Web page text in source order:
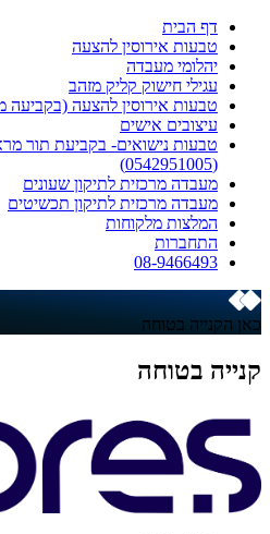
דף הבית
טבעות אירוסין להצעה
יהלומי מעבדה
עגילי חישוק קליק מזהב
טבעות אירוסין להצעה
עיצובים אישים
טבעות נישואים- בקביעת תור
(0542951005)
מעבדה מרכזית לתיקון שעונים
מעבדה מרכזית לתיקון תכשיטים
המלצות מלקוחות
התחברות
08-9466493
כאן הקנייה בטוחה
קנייה בטוחה